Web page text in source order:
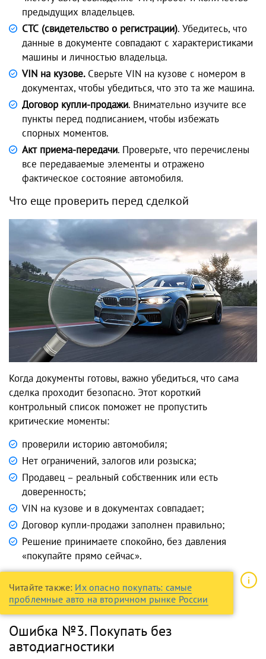
предыдущих владельцев.
СТС (свидетельство о регистрации). Убедитесь, что
данные в документе совпадают с характеристиками
машины и личностью владельца.
VIN на кузове. Сверьте VIN на кузове с номером в
документах, чтобы убедиться, что это та же машина.
Договор купли-продажи. Внимательно изучите все
пункты перед подписанием, чтобы избежать
спорных моментов.
Акт приема-передачи. Проверьте, что перечислены
все передаваемые элементы и отражено
фактическое состояние автомобиля.
Что еще проверить перед сделкой
Когда документы готовы, важно убедиться, что сама
сделка проходит безопасно. Этот короткий
контрольный список поможет не пропустить
критические моменты:
проверили историю автомобиля;
Нет ограничений, залогов или розыска;
Продавец – реальный собственник или есть
доверенность;
VIN на кузове и в документах совпадает;
Договор купли-продажи заполнен правильно;
Решение принимаете спокойно, без давления
«покупайте прямо сейчас».
Читайте также: Их опасно покупать: самые
проблемные авто на вторичном рынке России
Ошибка №3. Покупать без
автодиагностики